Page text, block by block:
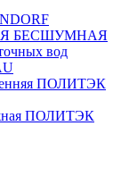
БЕСШУМНАЯ
вод
ПОЛИТЭК
ПОЛИТЭК